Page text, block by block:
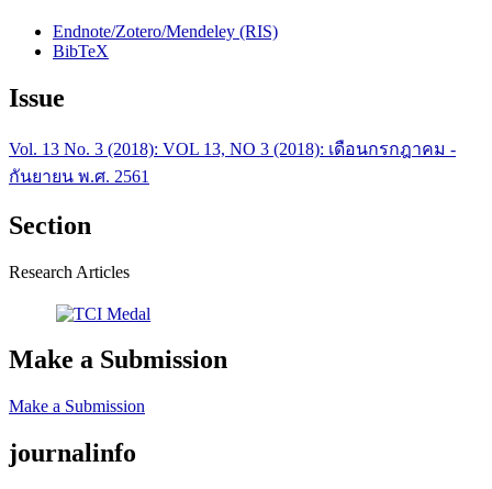
Endnote/Zotero/Mendeley (RIS)
BibTeX
Issue
Vol. 13 No. 3 (2018): VOL 13, NO 3 (2018): เดือนกรกฎาคม -
กันยายน พ.ศ. 2561
Section
Research Articles
Make a Submission
Make a Submission
journalinfo